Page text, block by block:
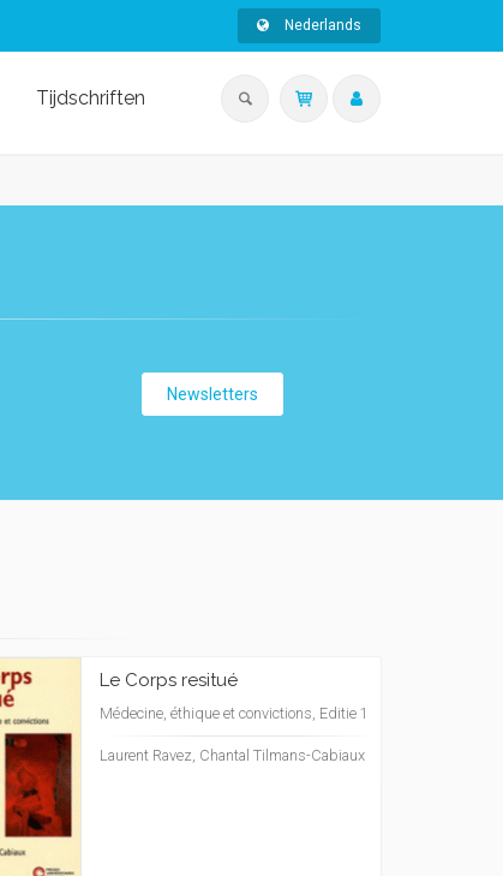
Nederlands
Tijdschriften
Newsletters
Le Corps resitué
Médecine, éthique et convictions, Editie 1
Laurent Ravez, Chantal Tilmans-Cabiaux